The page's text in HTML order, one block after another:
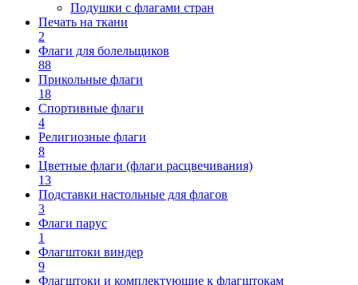
Подушки с флагами стран
Печать на ткани
2
Флаги для болельщиков
88
Прикольные флаги
18
Спортивные флаги
4
Религиозные флаги
8
Цветные флаги (флаги расцвечивания)
13
Подставки настольные для флагов
3
Флаги парус
1
Флагштоки виндер
9
Флагштоки и комплектующие к флагштокам